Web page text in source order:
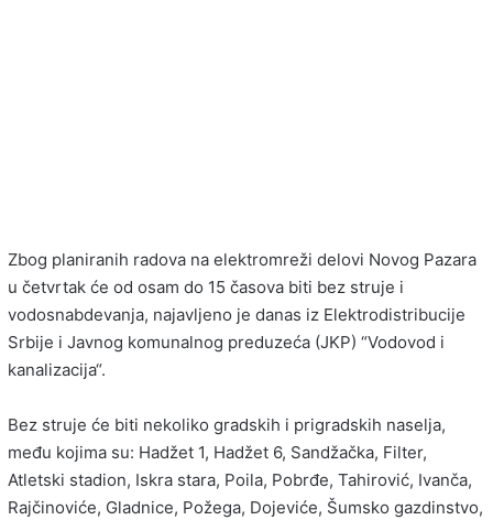
Zbog planiranih radova na elektromreži delovi Novog Pazara
u četvrtak će od osam do 15 časova biti bez struje i
vodosnabdevanja, najavljeno je danas iz Elektrodistribucije
Srbije i Javnog komunalnog preduzeća (JKP) “Vodovod i
kanalizacija“.
Bez struje će biti nekoliko gradskih i prigradskih naselja,
među kojima su: Hadžet 1, Hadžet 6, Sandžačka, Filter,
Atletski stadion, Iskra stara, Poila, Pobrđe, Tahirović, Ivanča,
Rajčinoviće, Gladnice, Požega, Dojeviće, Šumsko gazdinstvo,